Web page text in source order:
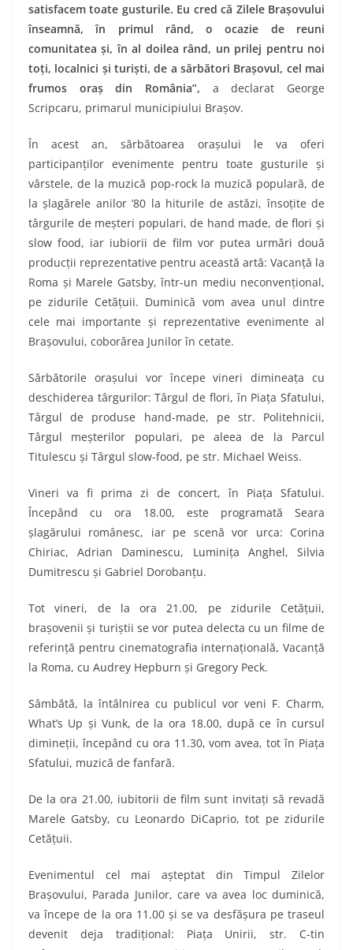
satisfacem toate gusturile. Eu cred că Zilele Braşovului
înseamnă, în primul rând, o ocazie de reuni
comunitatea şi, în al doilea rând, un prilej pentru noi
toţi, localnici şi turişti, de a sărbători Braşovul, cel mai
frumos oraş din România”, a declarat George
Scripcaru, primarul municipiului Braşov.
În acest an, sărbătoarea oraşului le va oferi
participanţilor evenimente pentru toate gusturile şi
vârstele, de la muzică pop-rock la muzică populară, de
la şlagărele anilor ’80 la hiturile de astăzi, însoţite de
târgurile de meşteri populari, de hand made, de flori şi
slow food, iar iubiorii de film vor putea urmări două
producţii reprezentative pentru această artă: Vacanţă la
Roma şi Marele Gatsby, într-un mediu neconvenţional,
pe zidurile Cetăţuii. Duminică vom avea unul dintre
cele mai importante şi reprezentative evenimente al
Braşovului, coborârea Junilor în cetate.
Sărbătorile oraşului vor începe vineri dimineaţa cu
deschiderea târgurilor: Târgul de flori, în Piaţa Sfatului,
Târgul de produse hand-made, pe str. Politehnicii,
Târgul meşterilor populari, pe aleea de la Parcul
Titulescu şi Târgul slow-food, pe str. Michael Weiss.
Vineri va fi prima zi de concert, în Piaţa Sfatului.
Începând cu ora 18.00, este programată Seara
şlagărului românesc, iar pe scenă vor urca: Corina
Chiriac, Adrian Daminescu, Luminiţa Anghel, Silvia
Dumitrescu şi Gabriel Dorobanţu.
Tot vineri, de la ora 21.00, pe zidurile Cetăţuii,
braşovenii şi turiştii se vor putea delecta cu un filme de
referinţă pentru cinematografia internaţională, Vacanţă
la Roma, cu Audrey Hepburn şi Gregory Peck.
Sâmbătă, la întâlnirea cu publicul vor veni F. Charm,
What’s Up şi Vunk, de la ora 18.00, după ce în cursul
dimineţii, începând cu ora 11.30, vom avea, tot în Piaţa
Sfatului, muzică de fanfară.
De la ora 21.00, iubitorii de film sunt invitaţi să revadă
Marele Gatsby, cu Leonardo DiCaprio, tot pe zidurile
Cetăţuii.
Evenimentul cel mai aşteptat din Timpul Zilelor
Braşovului, Parada Junilor, care va avea loc duminică,
va începe de la ora 1 1.00 şi se va desfăşura pe traseul
devenit deja tradiţional: Piaţa Unirii, str. C-tin